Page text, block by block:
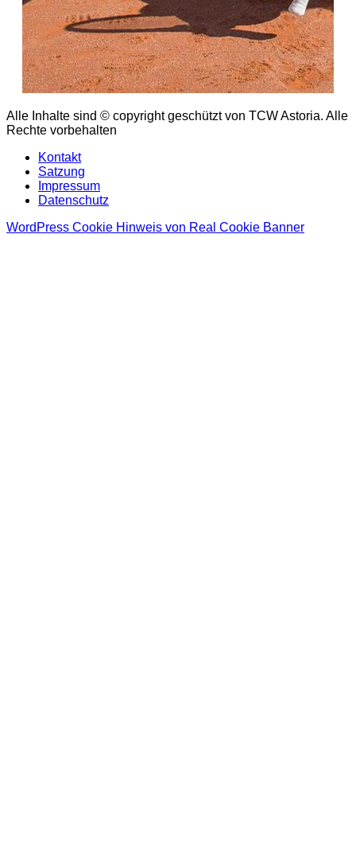
Alle Inhalte sind © copyright geschützt von TCW Astoria. Alle
Rechte vorbehalten
Kontakt
Satzung
Impressum
Datenschutz
WordPress Cookie Hinweis von Real Cookie Banner